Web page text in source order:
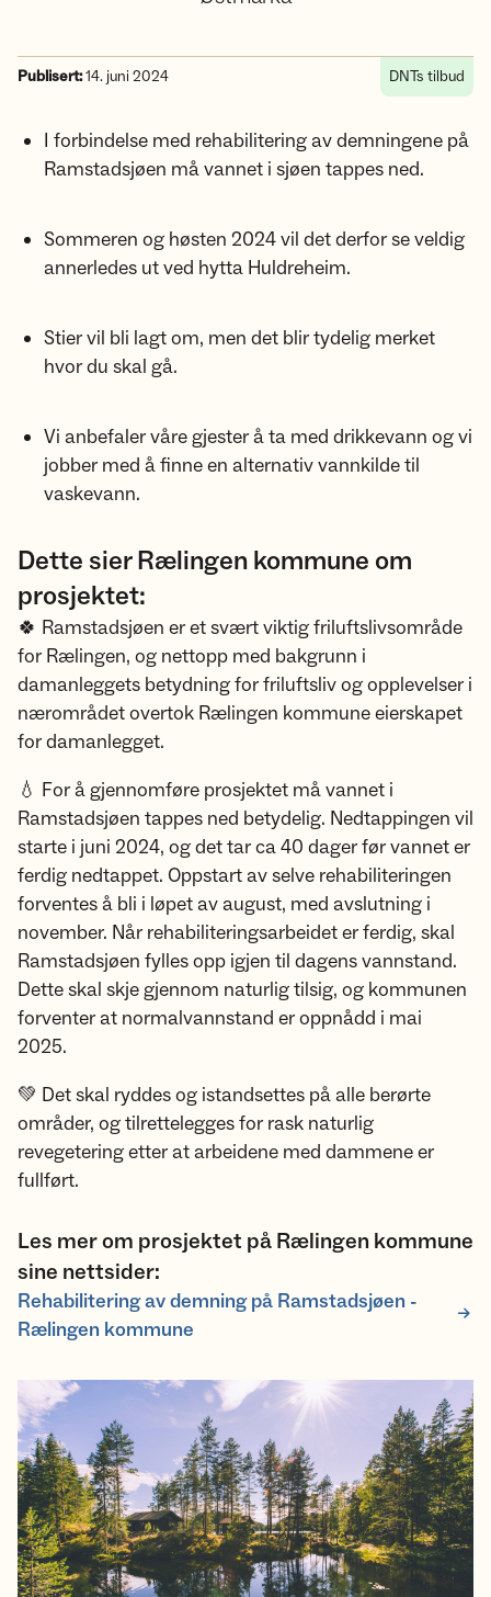
Publisert:14. juni 2024 DNTs tilbud
I forbindelse med rehabilitering av demningene på
Ramstadsjøen må vannet i sjøen tappes ned.
Sommeren og høsten 2024 vil det derfor se veldig
annerledes ut ved hytta Huldreheim.
Stier vil bli lagt om, men det blir tydelig merket
hvor du skal gå.
Vi anbefaler våre gjester å ta med drikkevann og vi
jobber med å finne en alternativ vannkilde til
vaskevann.
Dette sier Rælingen kommune om
prosjektet:
🍀 Ramstadsjøen er et svært viktig friluftslivsområde
for Rælingen, og nettopp med bakgrunn i
damanleggets betydning for friluftsliv og opplevelser i
nærområdet overtok Rælingen kommune eierskapet
for damanlegget.
💧 For å gjennomføre prosjektet må vannet i
Ramstadsjøen tappes ned betydelig. Nedtappingen vil
starte i juni 2024, og det tar ca 40 dager før vannet er
ferdig nedtappet. Oppstart av selve rehabiliteringen
forventes å bli i løpet av august, med avslutning i
november. Når rehabiliteringsarbeidet er ferdig, skal
Ramstadsjøen fylles opp igjen til dagens vannstand.
Dette skal skje gjennom naturlig tilsig, og kommunen
forventer at normalvannstand er oppnådd i mai
2025.
💚 Det skal ryddes og istandsettes på alle berørte
områder, og tilrettelegges for rask naturlig
revegetering etter at arbeidene med dammene er
fullført.
Les mer om prosjektet på Rælingen kommune
sine nettsider:
Rehabilitering av demning på Ramstadsjøen -
Rælingen kommune